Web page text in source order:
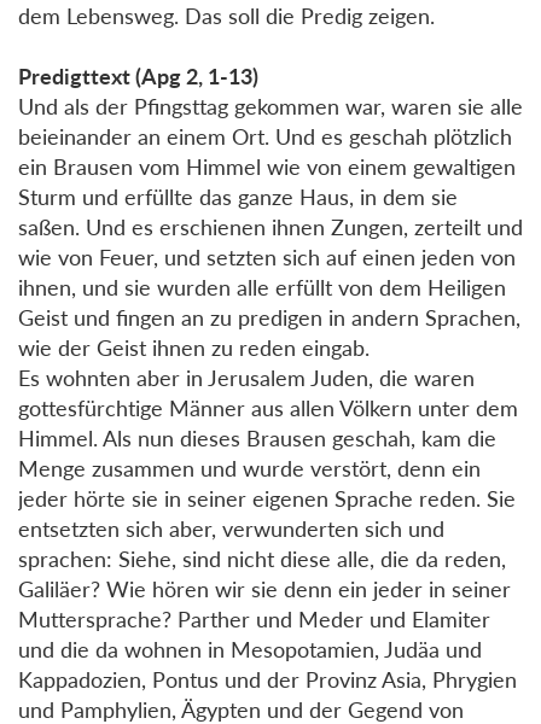
dem Lebensweg. Das soll die Predig zeigen.
Predigttext (Apg 2, 1-13)
Und als der Pfingsttag gekommen war, waren sie alle
beieinander an einem Ort. Und es geschah plötzlich
ein Brausen vom Himmel wie von einem gewaltigen
Sturm und erfüllte das ganze Haus, in dem sie
saßen. Und es erschienen ihnen Zungen, zerteilt und
wie von Feuer, und setzten sich auf einen jeden von
ihnen, und sie wurden alle erfüllt von dem Heiligen
Geist und fingen an zu predigen in andern Sprachen,
wie der Geist ihnen zu reden eingab.
Es wohnten aber in Jerusalem Juden, die waren
gottesfürchtige Männer aus allen Völkern unter dem
Himmel. Als nun dieses Brausen geschah, kam die
Menge zusammen und wurde verstört, denn ein
jeder hörte sie in seiner eigenen Sprache reden. Sie
entsetzten sich aber, verwunderten sich und
sprachen: Siehe, sind nicht diese alle, die da reden,
Galiläer? Wie hören wir sie denn ein jeder in seiner
Muttersprache? Parther und Meder und Elamiter
und die da wohnen in Mesopotamien, Judäa und
Kappadozien, Pontus und der Provinz Asia, Phrygien
und Pamphylien, Ägypten und der Gegend von